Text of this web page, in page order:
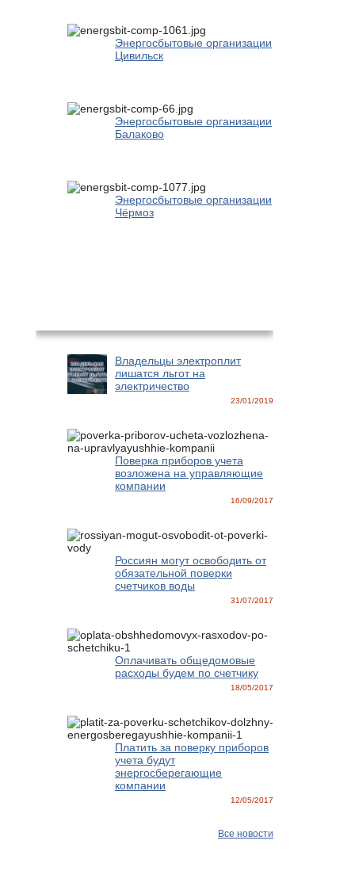
Энергосбытовые организации
Цивильск
Энергосбытовые организации
Балаково
Энергосбытовые организации
Чёрмоз
Владельцы электроплит
лишатся льгот на
электричество
23/01/2019
Поверка приборов учета
возложена на управляющие
компании
16/09/2017
Россиян могут освободить от
обязательной поверки
счетчиков воды
31/07/2017
Оплачивать общедомовые
расходы будем по счетчику
18/05/2017
Платить за поверку приборов
учета будут
энергосберегающие
компании
12/05/2017
Все новости